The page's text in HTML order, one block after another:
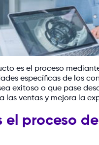
es el proceso
específicas de los
exitoso o que pase
las ventas y mejora la
el proceso